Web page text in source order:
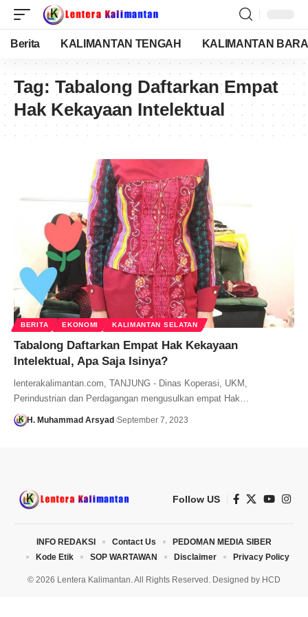
Berita KALIMANTAN TENGAH KALIMANTAN
Tag: Tabalong Daftarkan Empat
Hak Kekayaan Intelektual
BERITA EKONOMI KALIMANTAN SELATAN
Tabalong Daftarkan Empat Hak Kekayaan
Intelektual, Apa Saja Isinya?
lenterakalimantan.com, TANJUNG - Dinas Koperasi, UKM,
Perindustrian dan Perdagangan mengusulkan empat Hak…
H. Muhammad Arsyad September 7, 2023
Follow US
© 2026 Lentera Kalimantan. All Rights Reserved. Designed by HCD
INFO REDAKSI Contact Us
PEDOMAN MEDIA SIBER
Kode Etik
SOP WARTAWAN Disclaimer Privacy Policy